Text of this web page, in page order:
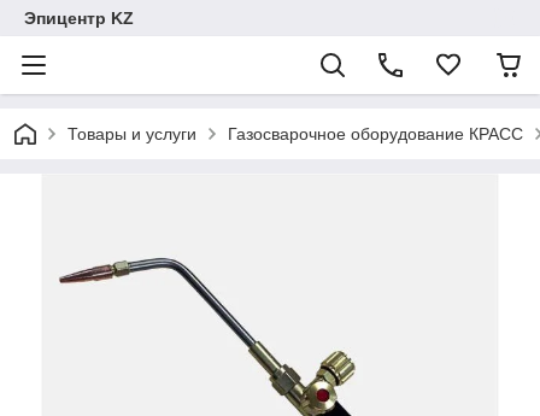
Эпицентр KZ
Товары и услуги Газосварочное оборудование КРАСС